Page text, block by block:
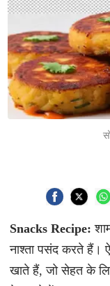
Snacks Recipe:
नाश्ता पसंद करते हैं।
खाते हैं, जो सेहत के